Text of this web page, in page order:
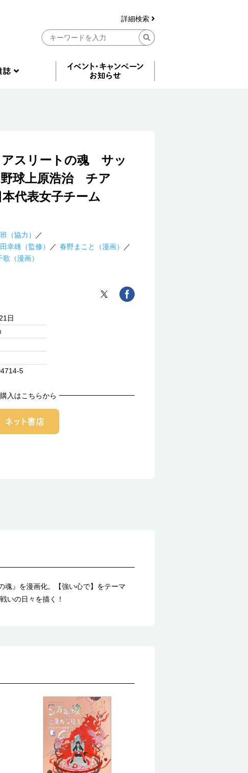
詳細検索
スリートの魂 サッ
球上原浩治 チア
代表女子チーム
（協力）
雄（監修）
春野まこと（漫画）
（漫画）
日
5
入はこちらから
魂』を漫画化。【強い心で】をテーマ
いの日々を描く！